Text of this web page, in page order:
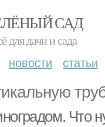
САД
для дачи и сада
новости статьи
Что